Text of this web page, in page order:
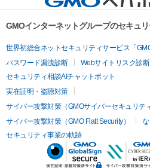
GMOインターネットグループのセキュ
世界初総合ネットセキュリティサービス「
パスワード漏洩診断
Webサイトリスク診断
セキュリティ相談AIチャットボット
実在証明・盗聴対策
サイバー攻撃対策（GMOサイバーセキュリテ
サイバー攻撃対策（GMO Flatt Security）
セキュリティ事業の軌跡